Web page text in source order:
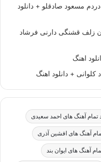
مسعود صادقلو + دانلود
زلف قشنگی دارنی فرشاد
اهنگ
+ دانلود اهنگ
تمام آهنگ های احمد سعیدی
آهنگ های افشین آذری
آهنگ های ایوان بند